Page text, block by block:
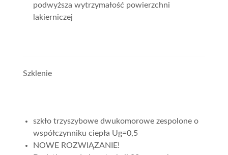
podwyższa wytrzymałość powierzchni
lakierniczej
Szklenie
szkło trzyszybowe dwukomorowe zespolone o
współczynniku ciepła Ug=0,5
NOWE ROZWIĄZANIE!